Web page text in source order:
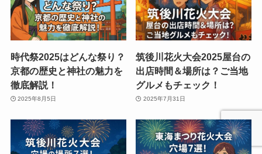
時代祭2025はどんな祭り？
京都の歴史と神社の魅力を
徹底解説！
2025年8月5日
筑後川花火大会2025屋台の
出店時間＆場所は？ご当地
グルメもチェック！
2025年7月31日